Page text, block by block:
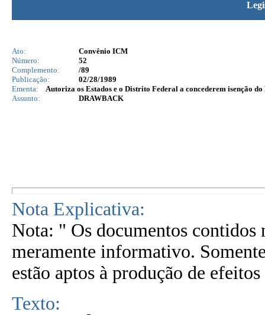
Ato:
Convênio ICM
Número:
52
Complemento:
/89
Publicação:
02/28/1989
Ementa:
Autoriza os Estados e o Distrito Federal a concederem isenção do
Assunto:
DRAWBACK
Nota Explicativa:
Nota: " Os documentos contidos
meramente informativo.
estão aptos à produção de
Texto: